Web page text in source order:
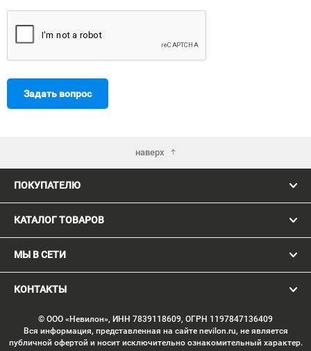
Задать вопрос
наверх
ПОКУПАТЕЛЮ
КАТАЛОГ ТОВАРОВ
МЫ В СЕТИ
КОНТАКТЫ
© ООО «Невилон», ИНН 7839118609, ОГРН 1197847136409
Вся информация, представленная на сайте nevilon.ru, не является
публичной офертой и носит исключительно ознакомительный характер.